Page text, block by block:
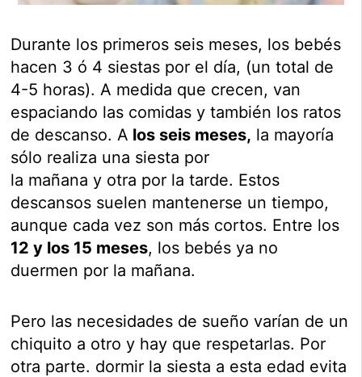
Durante los primeros seis meses, los bebés
hacen 3 ó 4 siestas por el día, (un total de
4-5 horas). A medida que crecen, van
espaciando las comidas y también los ratos
de descanso. A los seis meses, la mayoría
sólo realiza una siesta por
la mañana y otra por la tarde. Estos
descansos suelen mantenerse un tiempo,
aunque cada vez son más cortos. Entre los
12 y los 15 meses, los bebés ya no
duermen por la mañana.
Pero las necesidades de sueño varían de un
chiquito a otro y hay que respetarlas. Por
otra parte. dormir la siesta a esta edad evita